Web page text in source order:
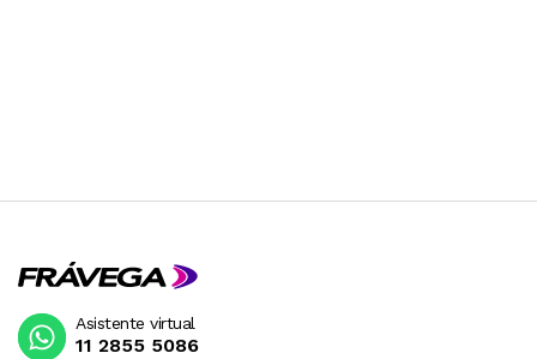
Asistente virtual
11 2855 5086